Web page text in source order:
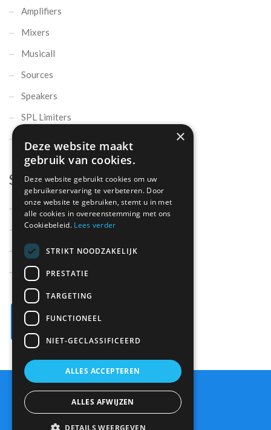
Amplifiers
Mixers
Musicall
Sources
Speakers
SPL Limiters
Support
Support
Contact
Parts
About us
Sitemap
Disclaimer/cookies
×
Deze website maakt
gebruik van cookies.
Deze website gebruikt cookies om uw
gebruikerservaring te verbeteren. Door
onze website te gebruiken, stemt u in met
alle cookies in overeenstemming met ons
Cookiebeleid. Lees verder
STRIKT NOODZAKELIJK
PRESTATIE
TARGETING
FUNCTIONEEL
NIET-GECLASSIFICEERD
ALLES ACCEPTEREN
ALLES AFWIJZEN
DETAILS WEERGEVEN